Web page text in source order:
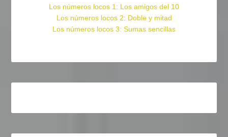
Los números locos 1: Los amigos del 10
Los números locos 2: Doble y mitad
Los números locos 3: Sumas sencillas